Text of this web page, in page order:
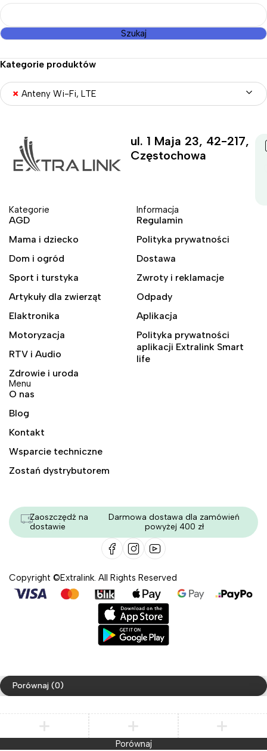
Szukaj
Kategorie produktów
× Anteny Wi-Fi, LTE
ul. 1 Maja 23, 42-217,
Częstochowa
Kategorie
AGD
Mama i dziecko
Dom i ogród
Sport i turstyka
Artykuły dla zwierząt
Elaktronika
Motoryzacja
RTV i Audio
Zdrowie i uroda
Informacja
Regulamin
Polityka prywatności
Dostawa
Zwroty i reklamacje
Odpady
Aplikacja
Polityka prywatności
aplikacji Extralink Smart
life
Menu
O nas
Blog
Kontakt
Wsparcie techniczne
Zostań dystrybutorem
Zaoszczędź na
dostawie
Darmowa dostawa dla zamówień
powyżej 400 zł
Copyright ©Extralink. All Rights Reserved
Porównaj (0)
Porównaj